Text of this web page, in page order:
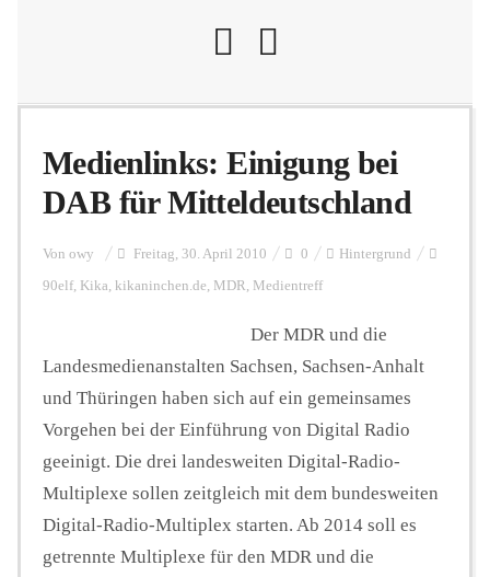
Nachrichten
Flurschelte
Personalien
Hintergrund
FUNKTURM-Beiträge
Podcast
Medienlinks: Einigung bei
DAB für Mitteldeutschland
Von owy Freitag, 30. April 2010 0 Hintergrund
90elf, Kika, kikaninchen.de, MDR, Medientreff
Der MDR und die
Landesmedienanstalten Sachsen, Sachsen-Anhalt
und Thüringen haben sich auf ein gemeinsames
Vorgehen bei der Einführung von Digital Radio
geeinigt. Die drei landesweiten Digital-Radio-
Multiplexe sollen zeitgleich mit dem bundesweiten
Digital-Radio-Multiplex starten. Ab 2014 soll es
getrennte Multiplexe für den MDR und die